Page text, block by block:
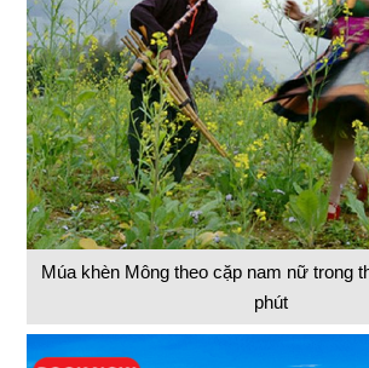
Múa khèn Mông theo cặp nam nữ trong
phút